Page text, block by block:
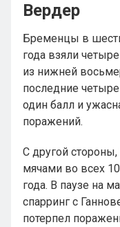
Вердер
Бременцы в
года взяли
из нижней
последние
один балл и
поражений.
С другой
мячами во всех
года. В паузе на
спарринг с
потерпел